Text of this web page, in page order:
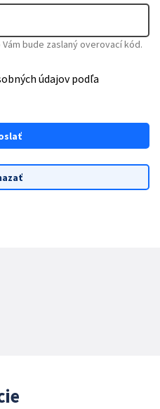
bude zaslaný overovací kód.
údajov podľa